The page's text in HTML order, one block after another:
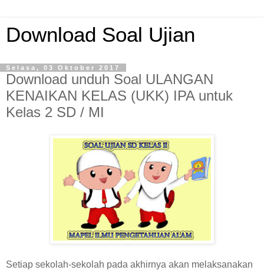
Download Soal Ujian
Selasa, 03 Oktober 2017
Download unduh Soal ULANGAN
KENAIKAN KELAS (UKK) IPA untuk
Kelas 2 SD / MI
Setiap sekolah-sekolah pada akhirnya akan melaksanakan